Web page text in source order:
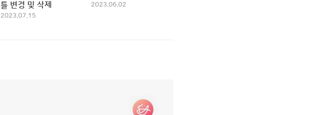
틀 변경 및 삭제
2023.07.15
2023.06.02